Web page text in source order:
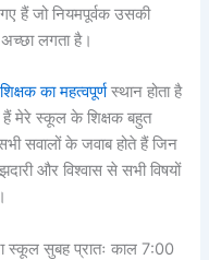
हैं जो नियमपूर्वक उसकी
लगता है।
शिक्षक का महत्वपूर्णस्थान होता है
हैं मेरे स्कूल के शिक्षक बहुत
सवालों के जवाब होते हैं जिन
और विश्वास से सभी विषयों
स्कूल सुबह प्रातः काल 7:00